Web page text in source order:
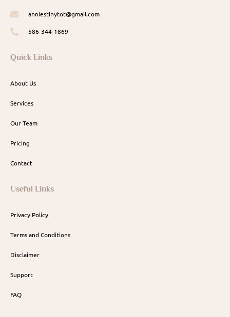
anniestinytot@gmail.com
586-344-1869
Quick Links
About Us
Services
Our Team
Pricing
Contact
Useful Links
Privacy Policy
Terms and Conditions
Disclaimer
Support
FAQ